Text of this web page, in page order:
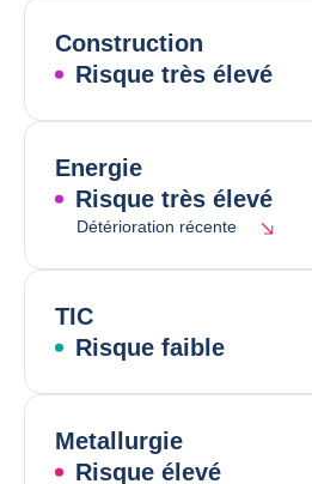
Construction
Risque très élevé
Energie
Risque très élevé
Détérioration récente
TIC
Risque faible
Metallurgie
Risque élevé